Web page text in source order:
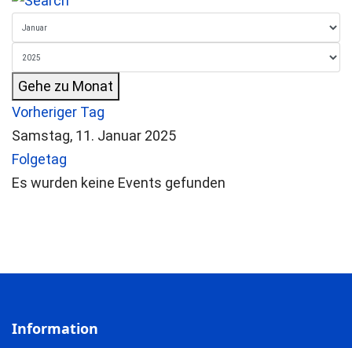
Gehe zu Monat
Vorheriger Tag
Samstag, 11. Januar 2025
Folgetag
Es wurden keine Events gefunden
Information